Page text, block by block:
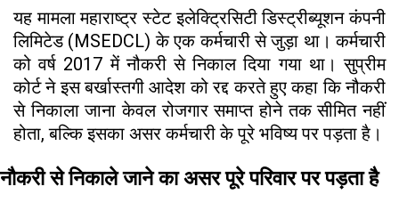
यह मामला महाराष्ट्र स्टेट इलेक्ट्रिसिटी डिस्ट्रीब्यूशन कंपनी
लिमिटेड (MSEDCL) के एक कर्मचारी से जुड़ा था। कर्मचारी
को वर्ष 2017 में नौकरी से निकाल दिया गया था। सुप्रीम
कोर्ट ने इस बर्खास्तगी आदेश को रद्द करते हुए कहा कि नौकरी
से निकाला जाना केवल रोजगार समाप्त होने तक सीमित नहीं
होता, बल्कि इसका असर कर्मचारी के पूरे भविष्य पर पड़ता है।
नौकरी से निकाले जाने का असर पूरे परिवार पर पड़ता है